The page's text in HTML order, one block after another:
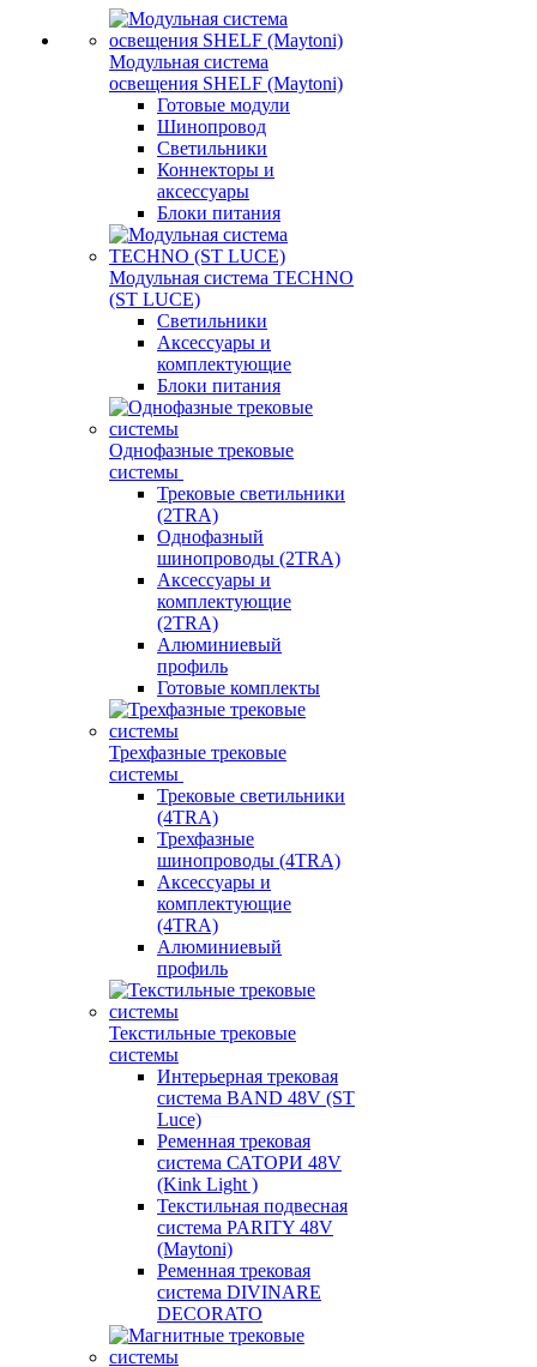
Модульная система
освещения SHELF (Maytoni)
Готовые модули
Шинопровод
Светильники
Коннекторы и
аксессуары
Блоки питания
Модульная система TECHNO
(ST LUCE)
Светильники
Аксессуары и
комплектующие
Блоки питания
Однофазные трековые
системы
Трековые светильники
(2TRA)
Однофазный
шинопроводы (2TRA)
Аксессуары и
комплектующие
(2TRA)
Алюминиевый
профиль
Готовые комплекты
Трехфазные трековые
системы
Трековые светильники
(4TRA)
Трехфазные
шинопроводы (4TRA)
Аксессуары и
комплектующие
(4TRA)
Алюминиевый
профиль
Текстильные трековые
системы
Интерьерная трековая
система BAND 48V (ST
Luce)
Ременная трековая
система САТОРИ 48V
(Kink Light )
Текстильная подвесная
система PARITY 48V
(Maytoni)
Ременная трековая
система DIVINARE
DECORATO